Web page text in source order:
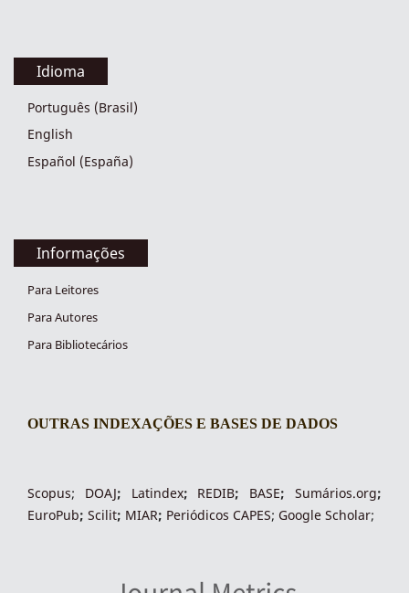
Idioma
Português (Brasil)
English
Español (España)
Informações
Para Leitores
Para Autores
Para Bibliotecários
indexacoes-fronteiras
OUTRAS INDEXAÇÕES E BASES DE DADOS
Scopus; DOAJ; Latindex; REDIB; BASE;Sumários.org;
EuroPub; Scilit; MIAR; Periódicos CAPES; Google Scholar;